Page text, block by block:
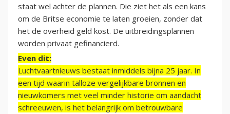
staat wel achter de plannen. Die ziet het als een kans
om de Britse economie te laten groeien, zonder dat
het de overheid geld kost. De uitbreidingsplannen
worden privaat gefinancierd.
Even dit:
Luchtvaartnieuws bestaat inmiddels bijna 25 jaar. In
een tijd waarin talloze vergelijkbare bronnen en
nieuwkomers met veel minder historie om aandacht
schreeuwen, is het belangrijk om betrouwbare